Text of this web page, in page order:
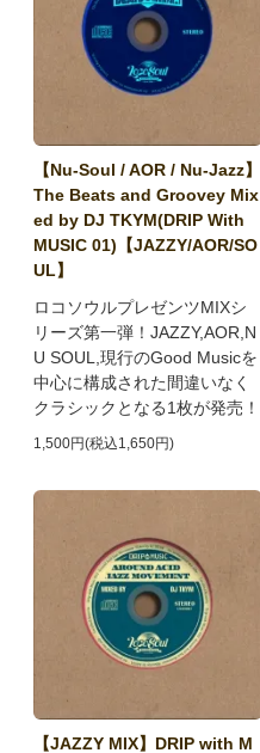
【Nu-Soul / AOR / Nu-Jazz】
The Beats and Groovey Mix
ed by DJ TKYM(DRIP With
MUSIC 01)【JAZZY/AOR/SO
UL】
ロコソウルプレゼンツMIXシ
リーズ第一弾！JAZZY,AOR,N
U SOUL,現行のGood Musicを
中心に構成された間違いなく
クラシックとなる1枚が発売！
1,500円(税込1,650円)
【JAZZY MIX】DRIP with M